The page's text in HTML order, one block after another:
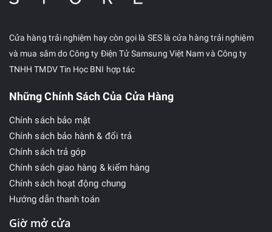
Cửa hàng trải nghiệm hay còn gọi là SES là cửa hàng trải nghiệm
và mua sắm do Công ty Điện Tử Samsung Việt Nam và Công ty
TNHH TMDV Tin Học BNI hợp tác
Những Chính Sách Của Cửa Hàng
Chính sách bảo mật
Chính sách bảo hành & đổi trả
Chính sách trả góp
Chính sách giao hàng & kiểm hàng
Chính sách hoạt động chung
Hướng dẫn thanh toán
Giờ mở cửa